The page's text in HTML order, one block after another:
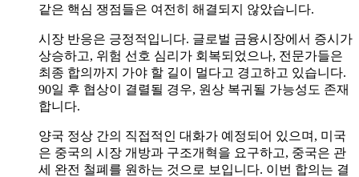
같은 핵심 쟁점들은 여전히 해결되지 않았습니다.
시장 반응은 긍정적입니다. 글로벌 금융시장에서 증시가
상승하고, 위험 선호 심리가 회복되었으나, 전문가들은
최종 합의까지 가야 할 길이 멀다고 경고하고 있습니다.
90일 후 협상이 결렬될 경우, 원상 복귀될 가능성도 존재
합니다.
양국 정상 간의 직접적인 대화가 예정되어 있으며, 미국
은 중국의 시장 개방과 구조개혁을 요구하고, 중국은 관
세 완전 철폐를 원하는 것으로 보입니다. 이번 합의는 결